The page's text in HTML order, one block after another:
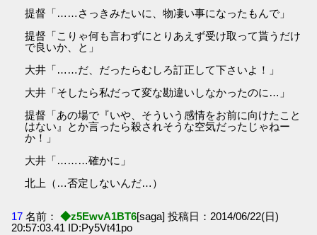
提督「……さっきみたいに、物凄い事になったもんで」
提督「こりゃ何も言わずにとりあえず受け取って貰うだけ
で良いか、と」
大井「……だ、だったらむしろ訂正して下さいよ！」
大井「そしたら私だって変な勘違いしなかったのに…」
提督「あの場で『いや、そういう感情をお前に向けたこと
はない』とか言ったら殺されそうな空気だったじゃねー
か！」
大井「………確かに」
北上（…否定しないんだ…）
17 名前： ◆z5EwvA1BT6[saga] 投稿日：2014/06/22(日)
20:57:03.41 ID:Py5Vt41po